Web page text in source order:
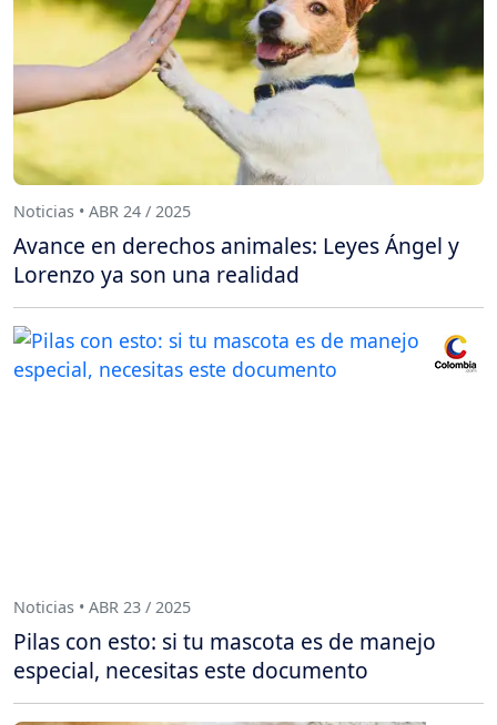
Noticias • ABR 24 / 2025
Avance en derechos animales: Leyes Ángel y
Lorenzo ya son una realidad
Noticias • ABR 23 / 2025
Pilas con esto: si tu mascota es de manejo
especial, necesitas este documento